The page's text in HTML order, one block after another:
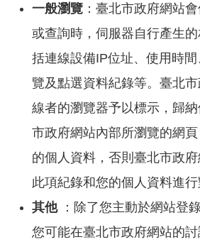
統
一般瀏覽 ：臺北市政府網站
或查詢時，伺服器自行產生
括連線設備IP位址、使用時
覽及點選資料紀錄等。臺北
線者的瀏覽器予以標示，歸
市政府網站內部所瀏覽的網
的個人資料，否則臺北市政
此項紀錄和您的個人資料進行
其他：除了您主動於網站登
您可能在臺北市政府網站的